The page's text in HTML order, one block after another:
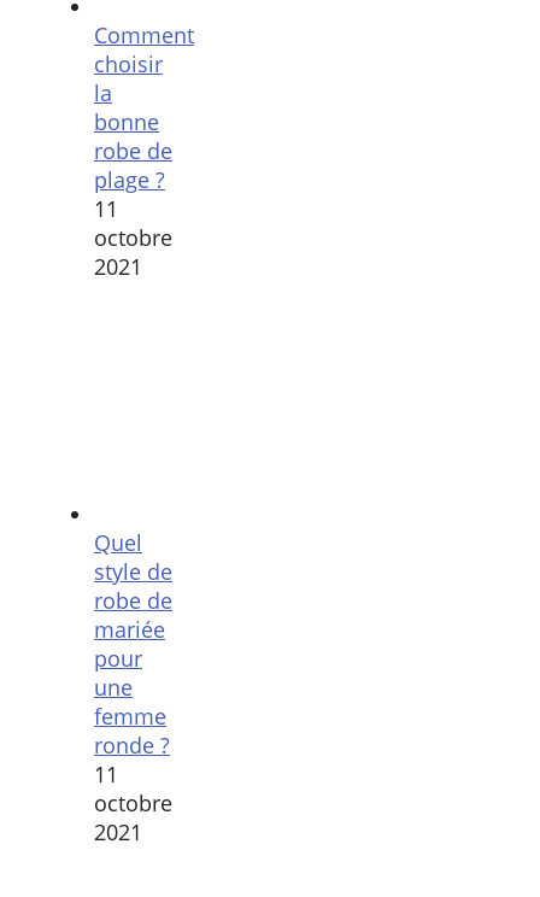
Comment
choisir
la
bonne
robe de
plage ?
11
octobre
2021
Quel
style de
robe de
mariée
pour
une
femme
ronde ?
11
octobre
2021